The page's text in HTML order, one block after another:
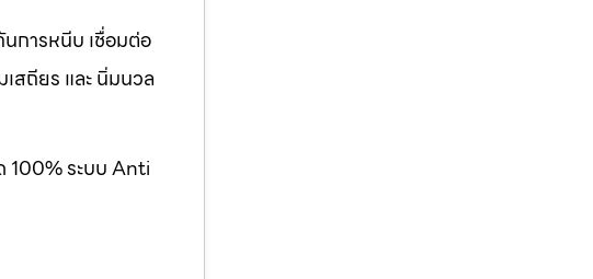
นการหนีบ เชื่อมต่อ
สถียร และ นิ่มนวล
100% ระบบ Anti